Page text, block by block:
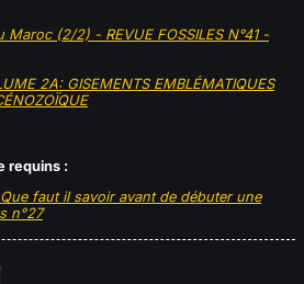
(2/2) - REVUE FOSSILES N°41 -
2A: GISEMENTS EMBLÉMATIQUES
requins :
faut il savoir avant de débuter une
n°27